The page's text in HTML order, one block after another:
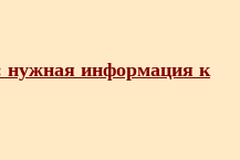
нужная информация к